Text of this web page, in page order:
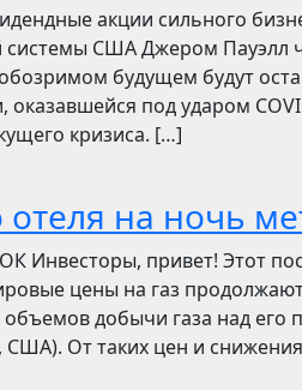
акции сильного
системы США Джером Пауэлл
будущем будут
под ударом
кризиса. […]
отеля на ночь
привет! Этот пост
цены на газ
добычи газа над его
От таких цен и